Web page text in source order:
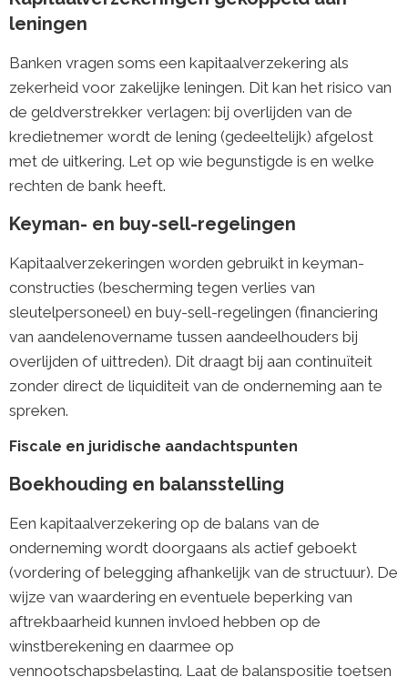
leningen
Banken vragen soms een kapitaalverzekering als
zekerheid voor zakelijke leningen. Dit kan het risico van
de geldverstrekker verlagen: bij overlijden van de
kredietnemer wordt de lening (gedeeltelijk) afgelost
met de uitkering. Let op wie begunstigde is en welke
rechten de bank heeft.
Keyman- en buy-sell-regelingen
Kapitaalverzekeringen worden gebruikt in keyman-
constructies (bescherming tegen verlies van
sleutelpersoneel) en buy-sell-regelingen (financiering
van aandelenovername tussen aandeelhouders bij
overlijden of uittreden). Dit draagt bij aan continuïteit
zonder direct de liquiditeit van de onderneming aan te
spreken.
Fiscale en juridische aandachtspunten
Boekhouding en balansstelling
Een kapitaalverzekering op de balans van de
onderneming wordt doorgaans als actief geboekt
(vordering of belegging afhankelijk van de structuur). De
wijze van waardering en eventuele beperking van
aftrekbaarheid kunnen invloed hebben op de
winstberekening en daarmee op
vennootschapsbelasting. Laat de balanspositie toetsen